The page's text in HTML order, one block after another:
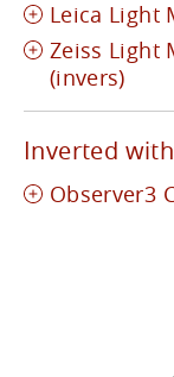
Leica Light
Zeiss Light
(invers)
Inverted
Observer3